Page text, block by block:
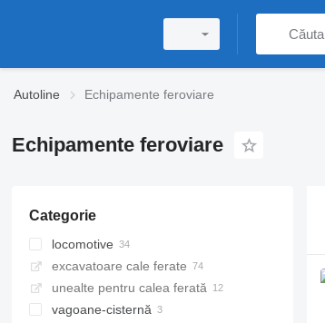
Autoline Echipamente feroviare
Echipamente feroviare
Categorie
locomotive
excavatoare cale ferate
unealte pentru calea ferată
vagoane-cisternă